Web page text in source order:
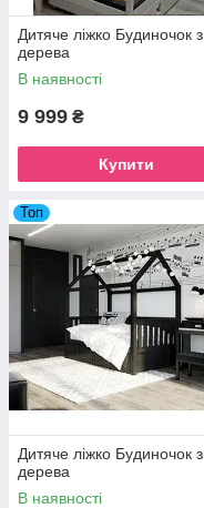
Дитяче ліжко Будиночок з
дерева
В наявності
9 999 ₴
Купити
Топ
Дитяче ліжко Будиночок з
дерева
В наявності